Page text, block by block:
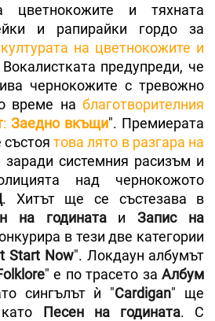
цветнокожите и тяхната
и рапирайки гордо за
културата на цветнокожите и
предупреди, че
чернокожите с тревожно
време на благотворителния
: Заедно вкъщи". Премиерата
състоятова лято в разгара на
заради системния расизъм и
над чернокожото
. Хитът ще се състезава в
на годинатаиЗапис на
в тези две категории
Start Now". Локдаун албумът
" е по трасето заАлбум
сингълът ѝ "Cardigan" ще
Песен на годината. С